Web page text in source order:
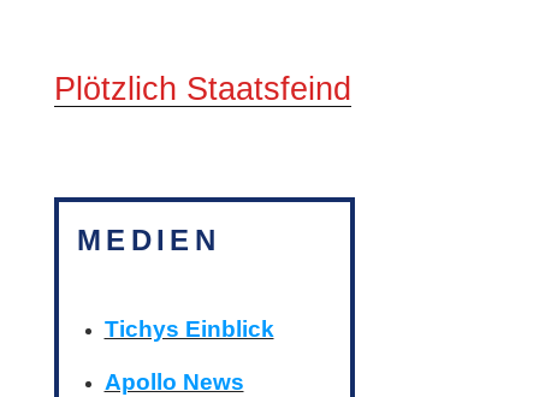
Plötzlich Staatsfeind
MEDIEN
Tichys Einblick
Apollo News